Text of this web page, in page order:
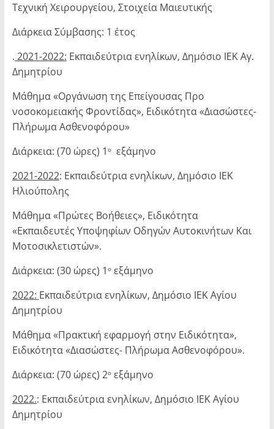
Τεχνική Χειρουργείου, Στοιχεία Μαιευτικής
Διάρκεια Σύμβασης: 1 έτος
. 2021-2022: Εκπαιδεύτρια ενηλίκων, Δημόσιο ΙΕΚ Αγ.
Δημητρίου
Μάθημα «Οργάνωση της Επείγουσας Προ
νοσοκομειακής Φροντίδας», Ειδικότητα «Διασώστες-
Πλήρωμα Ασθενοφόρου»
Διάρκεια: (70 ώρες) 1 οεξάμηνο
2021-2022: Εκπαιδεύτρια ενηλίκων, Δημόσιο ΙΕΚ
Ηλιούπολης
Μάθημα «Πρώτες Βοήθειες», Ειδικότητα
«Εκπαιδευτές Υποψηφίων Οδηγών Αυτοκινήτων Και
Μοτοσικλετιστών».
Διάρκεια: (30 ώρες) 1 οεξάμηνο
2022: Εκπαιδεύτρια ενηλίκων, Δημόσιο ΙΕΚ Αγίου
Δημητρίου
Μάθημα «Πρακτική εφαρμογή στην Ειδικότητα»,
Ειδικότητα «Διασώστες- Πλήρωμα Ασθενοφόρου».
Διάρκεια: (70 ώρες) 2οεξάμηνο
2022.: Εκπαιδεύτρια ενηλίκων, Δημόσιο ΙΕΚ Αγίου
Δημητρίου